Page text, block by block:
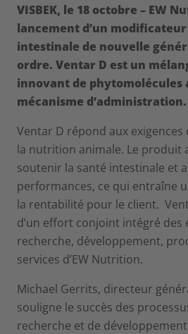
VISBEK, le 18 octobre – EW
lancement d’un
intestinale de nouvelle
ordre. Ventar D est un
innovant de phytomolécules
mécanisme d’administration.
Ventar D répond aux exigences
la nutrition animale. Le produit
soutenir la santé intestinale et
performances, ce qui entraîne
la rentabilité pour le client.
d’un effort conjoint intégré des
recherche, développement,
services d’EW Nutrition.
Michael Gerrits, directeur
souligne le succès des
recherche et de